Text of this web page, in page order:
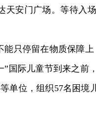
安门广场。等待入场
只停留在物质保障上
”国际儿童节到来之前
单位，组织57名困境